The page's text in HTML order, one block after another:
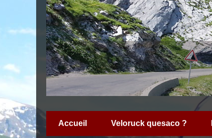
Accueil Veloruck quesaco ?